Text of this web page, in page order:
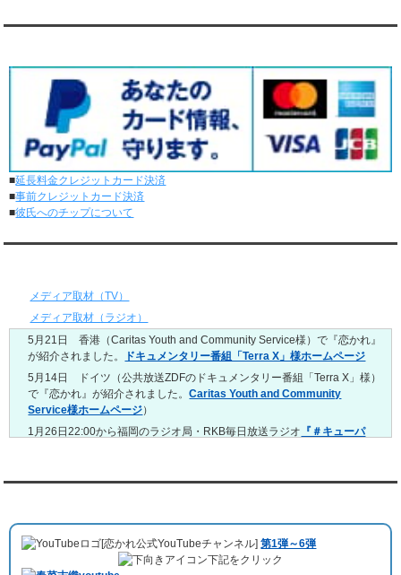
レンタル彼氏と153回の通常デートがありました。
レンタル彼氏と1回のオンラインデートがありました。
5/11～5/17
レンタル彼氏と164回の通常デートがありました。
レンタル彼氏と2回のオンラインデートがありました。
5/4～5/10
レンタル彼氏と151回の通常デートがありました。
レンタル彼氏と2回のオンラインデートがありました。
4/20～4/26
レンタル彼氏と159回の通常デートがありました。
レンタル彼氏と3回のオンラインデートがありました。
4/13～4/19
レンタル彼氏と165回の通常デートがありました。
レンタル彼氏と2回のオンラインデートがありました。
4/6～4/12
レンタル彼氏と160回の通常デートがありました。
レンタル彼氏と1回のオンラインデートがありました。
レンタル彼氏と2回のオンラインデートがありました。
レンタル彼氏と175回の通常デートがありました。
レンタル彼氏と3回のオンラインデートがありました。
■延長料金クレジットカード決済
■事前クレジットカード決済
■彼氏へのチップについて
メディア取材（TV）
メディア取材（ラジオ）
5月21日 香港（Caritas Youth and Community Service様）で『恋かれ』
が紹介されました。
ドキュメンタリー番組「Terra X」様ホームページ
5月14日 ドイツ（公共放送ZDFのドキュメンタリー番組「Terra X」様）
で『恋かれ』が紹介されました。Caritas Youth and Community
Service様ホームページ）
1月26日22:00から福岡のラジオ局・RKB毎日放送ラジオ 『＃キューパ
さんの軽快な語り口調で、事務局児玉がレンタル彼氏のエピソードなど
ました。レポーターはRTL局カロリナ
チ公前集合→Umami Burger（青山店） →表参道の約3時間のデートを楽
しみました。
[恋かれ公式YouTubeチャンネル]第1弾～6弾
下記をクリック